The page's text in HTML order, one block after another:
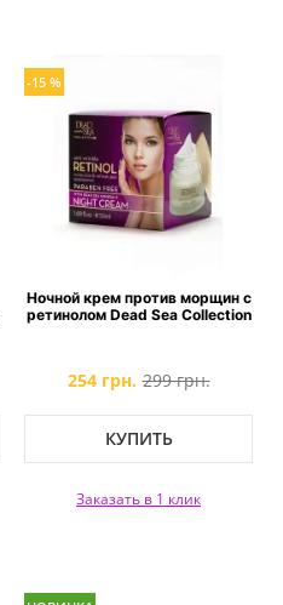
-15 %
Ночной крем против морщин с
ретинолом Dead Sea Collection
254 грн. 299 грн.
КУПИТЬ
Заказать в 1 клик